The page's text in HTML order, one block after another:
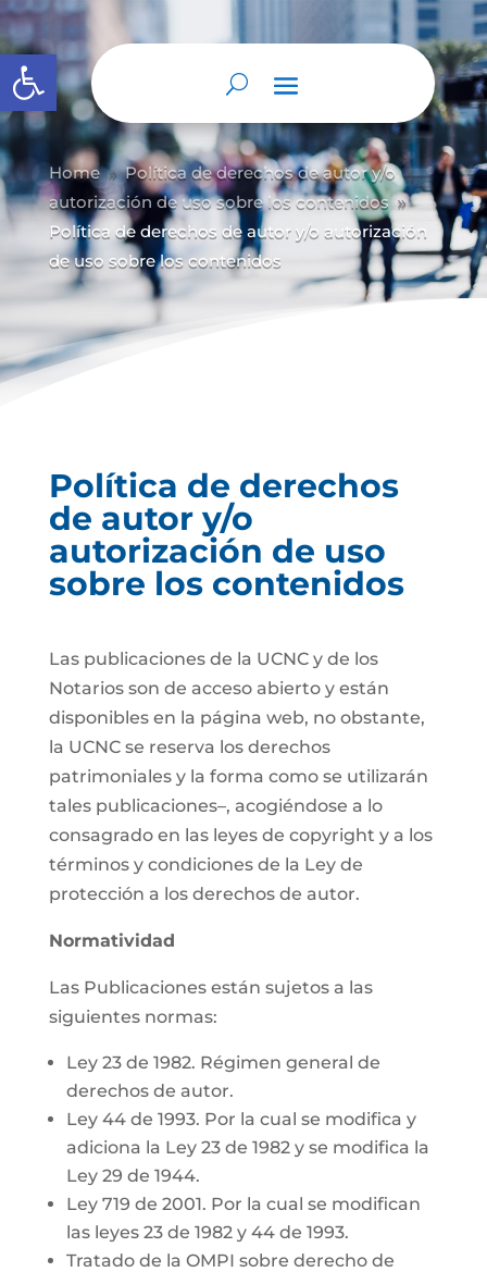
Abrir barra de herramientas
Home 9 Política de derechos de autor y/o
autorización de uso sobre los contenidos 9
Política de derechos de autor y/o autorización
de uso sobre los contenidos
Política de derechos
de autor y/o
autorización de uso
sobre los contenidos
Las publicaciones de la UCNC y de los
Notarios son de acceso abierto y están
disponibles en la página web, no obstante,
la UCNC se reserva los derechos
patrimoniales y la forma como se utilizarán
tales publicaciones–, acogiéndose a lo
consagrado en las leyes de copyright y a los
términos y condiciones de la Ley de
protección a los derechos de autor.
Normatividad
Las Publicaciones están sujetos a las
siguientes normas:
Ley 23 de 1982. Régimen general de
derechos de autor.
Ley 44 de 1993. Por la cual se modifica y
adiciona la Ley 23 de 1982 y se modifica la
Ley 29 de 1944.
Ley 719 de 2001. Por la cual se modifican
las leyes 23 de 1982 y 44 de 1993.
Tratado de la OMPI sobre derecho de